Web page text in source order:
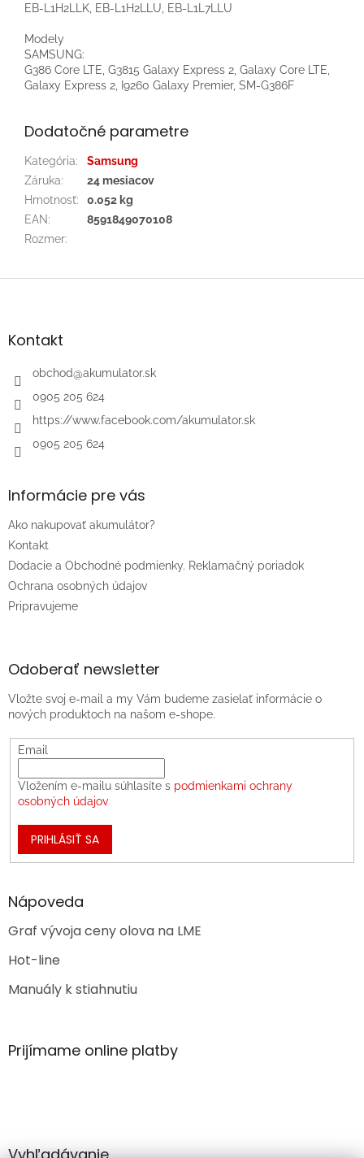
EB-L1H2LLK, EB-L1H2LLU, EB-L1L7LLU
Modely
SAMSUNG:
G386 Core LTE, G3815 Galaxy Express 2, Galaxy Core LTE,
Galaxy Express 2, I9260 Galaxy Premier, SM-G386F
Dodatočné parametre
Kategória:
Samsung
Záruka:
24 mesiacov
Hmotnosť:
0.052 kg
EAN:
8591849070108
Rozmer:
Z
äKontakt
obchod@akumulator.sk
0905 205 624
https://www.facebook.com/akumulator.sk
0905 205 624
Informácie pre vás
Ako nakupovať akumulátor?
Kontakt
Dodacie a Obchodné podmienky. Reklamačný poriadok
Ochrana osobných údajov
Pripravujeme
Odoberať newsletter
Vložte svoj e-mail a my Vám budeme zasielať informácie o
nových produktoch na našom e-shope.
Email
Vložením e-mailu súhlasíte s podmienkami ochrany
osobných údajov
PRIHLÁSIŤ SA
Nápoveda
Graf vývoja ceny olova na LME
Hot-line
Manuály k stiahnutiu
Prijímame online platby